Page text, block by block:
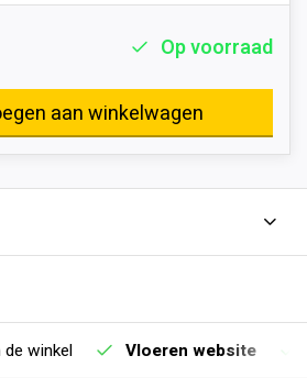
Op voorraad
aan winkelwagen
de winkel Vloeren website